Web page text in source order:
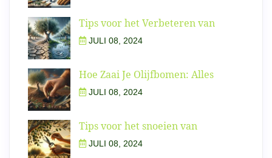
Tips voor het Verbeteren van
JULI 08, 2024
Hoe Zaai Je Olijfbomen: Alles
JULI 08, 2024
Tips voor het snoeien van
JULI 08, 2024